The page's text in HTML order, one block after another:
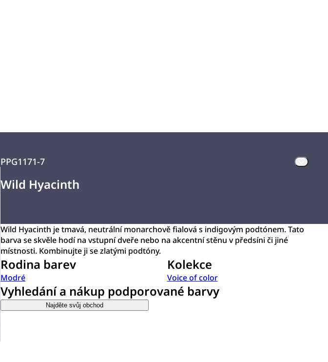
PPG1171-7
Wild Hyacinth
Wild Hyacinth je tmavá, neutrální monarchově fialová s indigovým podtónem. Tato
barva se skvěle hodí na vstupní dveře nebo na akcentní stěnu v předsíni či jiné
místnosti. Kombinujte ji se zlatými podtóny.
Rodina barev
Modré
Kolekce
Voice of color
Vyhledání a nákup podporované barvy
Najděte svůj obchod